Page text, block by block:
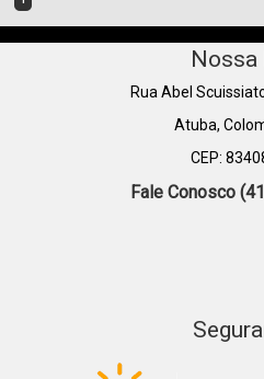
Nossa
Rua Abel
Atuba,
CEP:
Fale Conosco